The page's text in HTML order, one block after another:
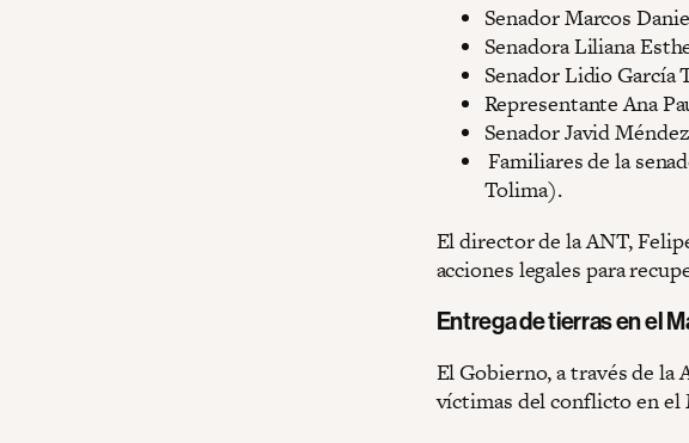
Senador Marcos
Senadora Liliana
Senador Lidio García
Representante Ana
Senador Javid
Familiares de la
Tolima).
El director de la ANT,
acciones legales para
Entrega de tierras en el
El Gobierno, a través de la
víctimas del conflicto en el